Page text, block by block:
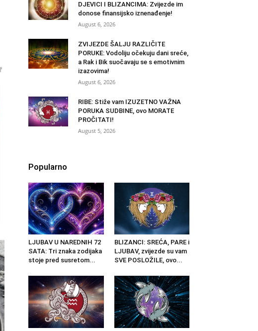
DJEVICI I BLIZANCIMA: Zvijezde im
donose finansijsko iznenađenje!
August 6, 2026
ZVIJEZDE ŠALJU RAZLIČITE
PORUKE: Vodoliju očekuju dani sreće,
a Rak i Bik suočavaju se s emotivnim
izazovima!
August 6, 2026
RIBE: Stiže vam IZUZETNO VAŽNA
PORUKA SUDBINE, ovo MORATE
PROČITATI!
August 5, 2026
Popularno
LJUBAV U NAREDNIH 72
SATA: Tri znaka zodijaka
stoje pred susretom...
BLIZANCI: SREĆA, PARE i
LJUBAV, zvijezde su vam
SVE POSLOŽILE, ovo...